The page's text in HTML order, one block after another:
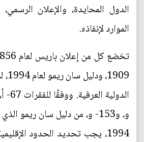
الدول المحايدة، والإعلان
الموارد لإنفاذه.
1994، يجب تحديد الحدود